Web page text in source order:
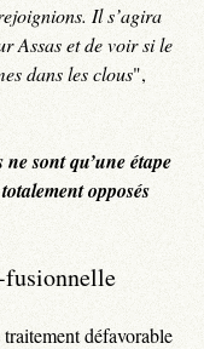
Il s’agira
Assas et de voir si le
dans les clous",
sont qu’une étape
opposés
fusionnelle
défavorable